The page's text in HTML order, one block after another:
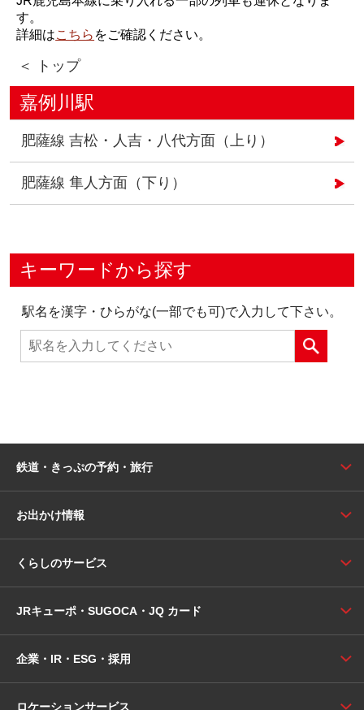
す。
詳細はこちら をご確認ください。
＜ トップ
嘉例川駅
肥薩線 吉松・人吉・八代方面（上り）
肥薩線 隼人方面（下り）
キーワードから探す
駅名を漢字・ひらがな(一部でも可)で入力して下さい。
鉄道・きっぷの予約・旅行
お出かけ情報
くらしのサービス
JRキューポ・SUGOCA・JQ カード
企業・IR・ESG・採用
ロケーションサービス